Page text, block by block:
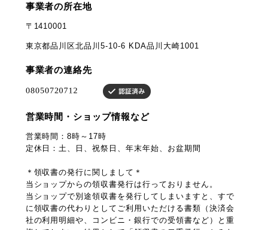
事業者の所在地
〒1410001
東京都品川区北品川5-10-6 KDA品川大崎1001
事業者の連絡先
営業時間・ショップ情報など
営業時間：8時～17時
定休日：土、日、祝祭日、年末年始、お盆期間
＊領収書の発行に関しまして＊
当ショップからの領収書発行は行っておりません。
当ショップで別途領収書を発行してしまいますと、すで
に領収書の代わりとしてご利用いただける書類（決済会
社の利用明細や、コンビニ・銀行での受領書など）と重